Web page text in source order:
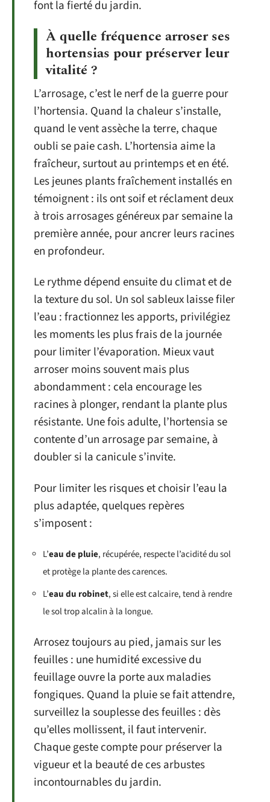
font la fierté du jardin.
À quelle fréquence arroser ses
hortensias pour préserver leur
vitalité ?
L’arrosage, c’est le nerf de la guerre pour
l’hortensia. Quand la chaleur s’installe,
quand le vent assèche la terre, chaque
oubli se paie cash. L’hortensia aime la
fraîcheur, surtout au printemps et en été.
Les jeunes plants fraîchement installés en
témoignent : ils ont soif et réclament deux
à trois arrosages généreux par semaine la
première année, pour ancrer leurs racines
en profondeur.
Le rythme dépend ensuite du climat et de
la texture du sol. Un sol sableux laisse filer
l’eau : fractionnez les apports, privilégiez
les moments les plus frais de la journée
pour limiter l’évaporation. Mieux vaut
arroser moins souvent mais plus
abondamment : cela encourage les
racines à plonger, rendant la plante plus
résistante. Une fois adulte, l’hortensia se
contente d’un arrosage par semaine, à
doubler si la canicule s’invite.
Pour limiter les risques et choisir l’eau la
plus adaptée, quelques repères
s’imposent :
L’eau de pluie, récupérée, respecte l’acidité du sol
et protège la plante des carences.
L’eau du robinet, si elle est calcaire, tend à rendre
le sol trop alcalin à la longue.
Arrosez toujours au pied, jamais sur les
feuilles : une humidité excessive du
feuillage ouvre la porte aux maladies
fongiques. Quand la pluie se fait attendre,
surveillez la souplesse des feuilles : dès
qu’elles mollissent, il faut intervenir.
Chaque geste compte pour préserver la
vigueur et la beauté de ces arbustes
incontournables du jardin.